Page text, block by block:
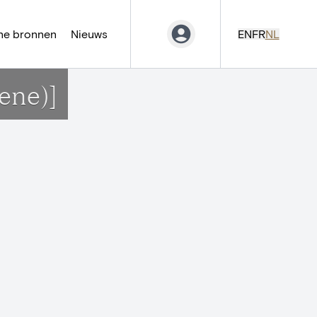
bronnen Nieuws ENFRNL